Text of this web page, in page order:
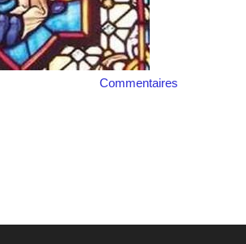
Commentaires